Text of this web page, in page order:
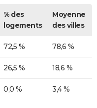
% des
logements
Moyenne
des villes
72,5 % 78,6 %
26,5 % 18,6 %
0,0 % 3,4 %